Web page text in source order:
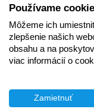
Používame
Môžeme ich
zlepšenie našich
obsahu a na
viac informácií o
Zamietnuť